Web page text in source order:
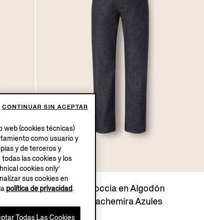
Vaqueros Roccia en Algodón
Elástico y Cachemira Azules
$1650.00
web (cookies técnicas)
como usuario y
y de terceros y
las cookies y los
cookies only’
sus cookies en
política de privacidad.
Todas Las Cookies
CONTINUAR SIN ACEPTAR